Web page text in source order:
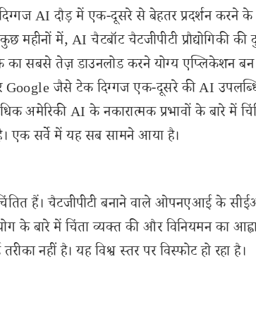
AI दौड़ में एक-दूसरे से बेहतर प्रदर्शन करने
महीनों में, AI चैटबॉट चैटजीपीटी प्रौद्योगिकी की
का सबसे तेज़ डाउनलोड करने योग्य एप्लिकेशन बन
जैसे टेक दिग्गज एक-दूसरे की AI
अमेरिकी AI के नकारात्मक प्रभावों के बारे में
एक सर्वे में यह सब सामने आया है।
हैं। चैटजीपीटी बनाने वाले ओपनएआई के
के बारे में चिंता व्यक्त की और विनियमन का
नहीं है। यह विश्व स्तर पर विस्फोट हो रहा है।